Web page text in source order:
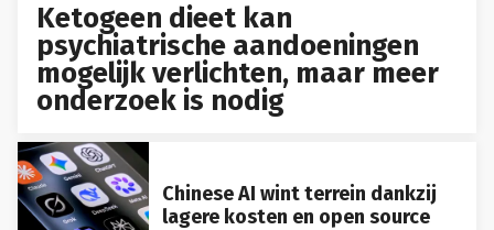
Ketogeen dieet kan
psychiatrische aandoeningen
mogelijk verlichten, maar meer
onderzoek is nodig
Chinese AI wint terrein dankzij
lagere kosten en open source